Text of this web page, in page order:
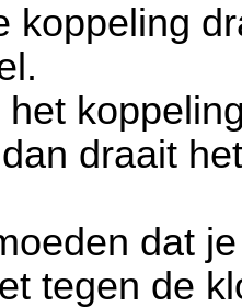
koppeling
draait
dat
tegen de